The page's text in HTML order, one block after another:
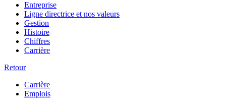
Entreprise
Ligne directrice et nos valeurs
Gestion
Histoire
Chiffres
Carrière
Retour
Carrière
Emplois